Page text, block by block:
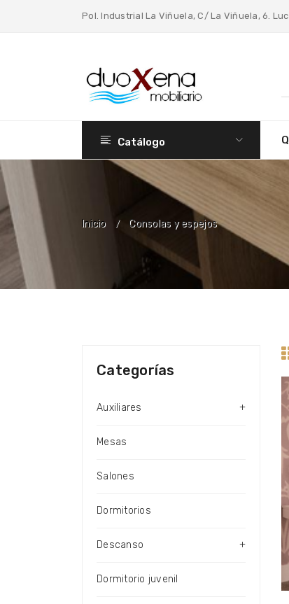
Pol. Industrial La Viñuela, C/ La Viñuela, 6.
Catálogo
Inicio / Consolas y espejos
Categorías
Auxiliares +
Mesas
Salones
Dormitorios
Descanso +
Dormitorio juvenil